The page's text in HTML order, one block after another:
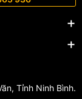
Tỉnh Ninh Bình.